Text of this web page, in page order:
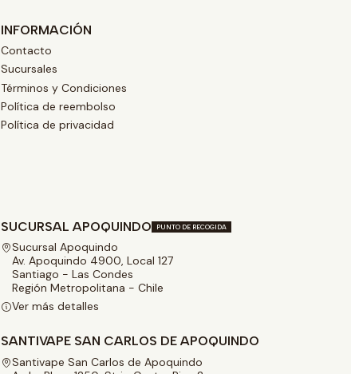
INFORMACIÓN
Contacto
Sucursales
Términos y Condiciones
Política de reembolso
Política de privacidad
SUCURSAL APOQUINDO PUNTO DE RECOGIDA
Sucursal Apoquindo
Av. Apoquindo 4900, Local 127
Santiago - Las Condes
Región Metropolitana - Chile
Ver más detalles
SANTIVAPE SAN CARLOS DE APOQUINDO
Santivape San Carlos de Apoquindo